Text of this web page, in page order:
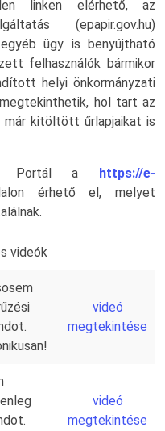
linken elérhető, az
(epapir.gov.hu)
ügy is benyújtható
felhasználók bármikor
helyi önkormányzati
hol tart az
kitöltött űrlapjaikat is
Portál a https://e-
érhető el, melyet
videók
videó
megtekintése
videó
megtekintése